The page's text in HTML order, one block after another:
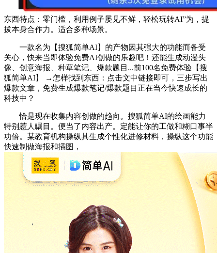
东西特点：零门槛，利用例子屡见不鲜，轻松玩转AI”为，提
拔本身合作力。适合多种场景。
一款名为【搜狐简单AI】的产物因其强大的功能而备受
关心，快来当即体验免费AI创做的乐趣吧！还能生成动漫头
像、创意海报、种草笔记、爆款题目...前100名免费体验【搜
狐简单AI】 →怎样找到东西：点击文中链接即可，三步写出
爆款文章，免费生成爆款笔记/爆款题目正在当今快速成长的
科技中？
恰是现在收集内容创做的趋向。搜狐简单AI的绘画能力
特别惹人瞩目。便当了内容出产。定能让你的工做和糊口事半
功倍。某教育机构操纵其生成个性化进修材料，操纵这个功能
快速制做海报和插图，